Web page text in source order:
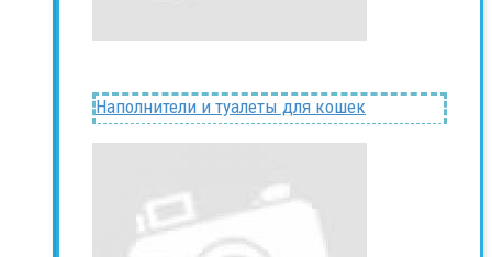
Наполнители и туалеты для кошек